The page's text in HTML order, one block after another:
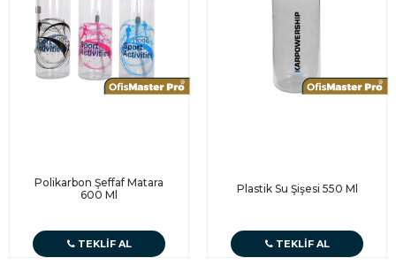
Polikarbon Şeffaf Matara
600 Ml
TEKLIF AL
Plastik Su Şişesi 550 Ml
TEKLIF AL